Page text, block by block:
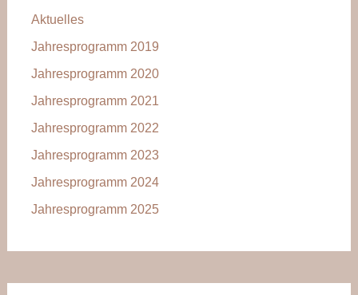
Aktuelles
Jahresprogramm 2019
Jahresprogramm 2020
Jahresprogramm 2021
Jahresprogramm 2022
Jahresprogramm 2023
Jahresprogramm 2024
Jahresprogramm 2025